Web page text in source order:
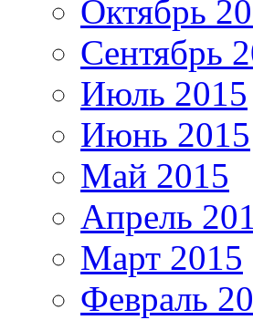
Октябрь
Сентябрь
Июль 2015
Июнь 2015
Май 2015
Апрель
Март 2015
Февраль